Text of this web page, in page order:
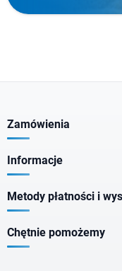
Dla kogo
Smak
Zamówienia
Informacje
Metody płatności i
Chętnie pomożemy